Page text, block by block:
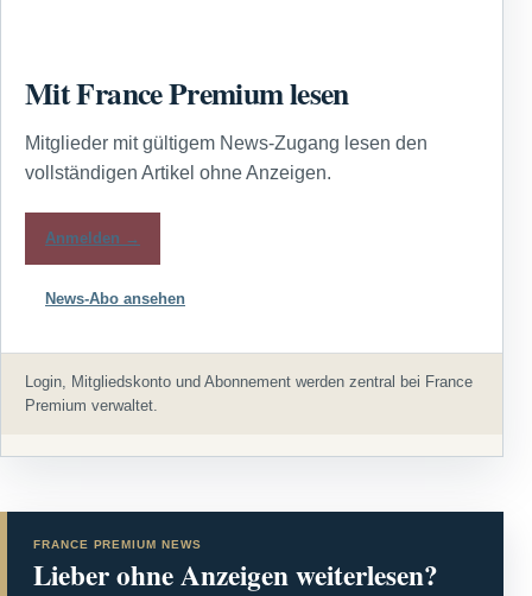
Mit France Premium lesen
Mitglieder mit gültigem News-Zugang lesen den
vollständigen Artikel ohne Anzeigen.
Anmelden →
News-Abo ansehen
Login, Mitgliedskonto und Abonnement werden zentral bei France
Premium verwaltet.
FRANCE PREMIUM NEWS
Lieber ohne Anzeigen weiterlesen?